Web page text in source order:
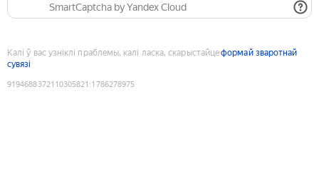
SmartCaptcha by Yandex Cloud
Калі ў вас узніклі праблемы, калі ласка, скарыстайцеформай зваротнай
сувязі
9194688372110305821 :1786278975